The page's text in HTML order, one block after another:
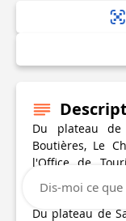
Du plateau de
Boutières, Le
l'Office de
accueille
d'informations.
Du plateau de
Dis-moi ce